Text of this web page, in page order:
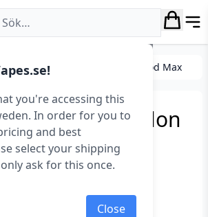
you're accessing this
In order for you to
and best
select your shipping
ask for this once.
Close
Engångs vape Rev Pod Max
– Watermelon
mg, Engångs